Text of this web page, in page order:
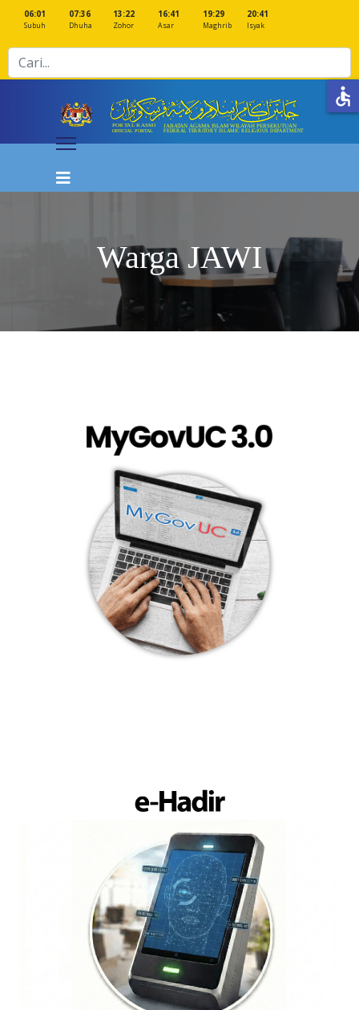
06:01
Subuh
07:36
Dhuha
13:22
Zohor
16:41
Asar
19:29
Maghrib
20:41
Isyak
Cari
Warga JAWI
accessible